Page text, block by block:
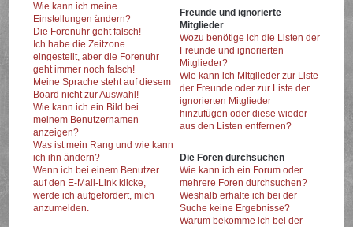
Wie kann ich meine
Einstellungen ändern?
Die Forenuhr geht falsch!
Ich habe die Zeitzone
eingestellt, aber die Forenuhr
geht immer noch falsch!
Meine Sprache steht auf diesem
Board nicht zur Auswahl!
Wie kann ich ein Bild bei
meinem Benutzernamen
anzeigen?
Was ist mein Rang und wie kann
ich ihn ändern?
Wenn ich bei einem Benutzer
auf den E-Mail-Link klicke,
werde ich aufgefordert, mich
anzumelden.
Freunde und ignorierte
Mitglieder
Wozu benötige ich die Listen der
Freunde und ignorierten
Mitglieder?
Wie kann ich Mitglieder zur Liste
der Freunde oder zur Liste der
ignorierten Mitglieder
hinzufügen oder diese wieder
aus den Listen entfernen?
Die Foren durchsuchen
Wie kann ich ein Forum oder
mehrere Foren durchsuchen?
Weshalb erhalte ich bei der
Suche keine Ergebnisse?
Warum bekomme ich bei der